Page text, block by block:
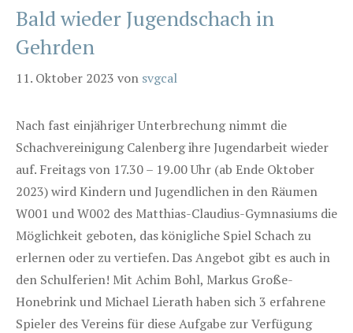
Bald wieder Jugendschach in
Gehrden
11. Oktober 2023 von svgcal
Nach fast einjähriger Unterbrechung nimmt die
Schachvereinigung Calenberg ihre Jugendarbeit wieder
auf. Freitags von 17.30 – 19.00 Uhr (ab Ende Oktober
2023) wird Kindern und Jugendlichen in den Räumen
W001 und W002 des Matthias-Claudius-Gymnasiums die
Möglichkeit geboten, das königliche Spiel Schach zu
erlernen oder zu vertiefen. Das Angebot gibt es auch in
den Schulferien! Mit Achim Bohl, Markus Große-
Honebrink und Michael Lierath haben sich 3 erfahrene
Spieler des Vereins für diese Aufgabe zur Verfügung